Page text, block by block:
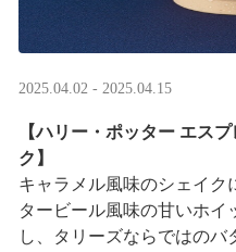
2025.04.02 - 2025.04.15
【ハリー・ポッター エス
ク】
キャラメル風味のシェイク
タービール風味の甘いホ
し、タリーズならではのバ